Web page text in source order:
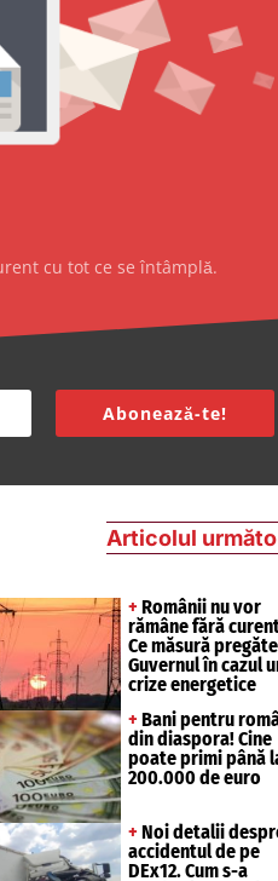
cu tot ce se întâmplă.
Abonează-te!
Articolul
+ Românii nu vor
rămâne fără
Ce măsură
Guvernul în cazul
crize energetice
+ Bani pentru
din diaspora! Cine
poate primi până
200.000 de euro
+ Noi detalii
accidentul de pe
DEx12. Cum s-a